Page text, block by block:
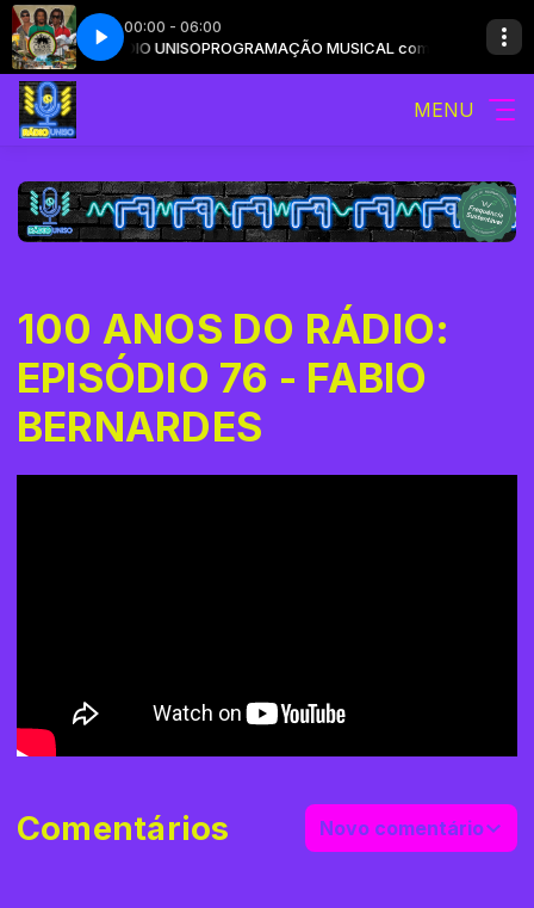
00:00 - 06:00
com RÁDIO UNISOPROGRAMAÇÃO MUSICAL com RÁDIO UNISO
Seja Cidade Negra - Que Assim Seja
MENU
100 ANOS DO RÁDIO:
EPISÓDIO 76 - FABIO
BERNARDES
Comentários Novo comentário